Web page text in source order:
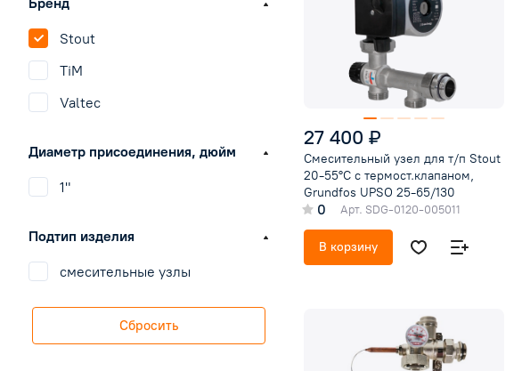
27 400 ₽
Смесительный узел для т/п Stout
20-55°C с термост.клапаном,
Grundfos UPSO 25-65/130
0 Арт. SDG-0120-005011
В корзину
Stout
TiM
Valtec
Диаметр присоединения, дюйм
1"
Подтип изделия
смесительные узлы
Сбросить